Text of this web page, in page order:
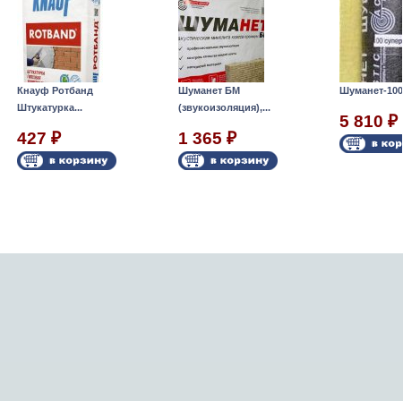
Кнауф Ротбанд
Штукатурка...
427 ₽
Шуманет БМ
(звукоизоляция),...
1 365 ₽
Шуманет-
5 810 ₽